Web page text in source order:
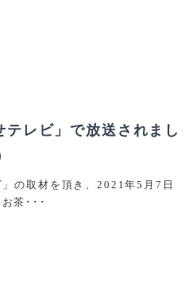
レビ」で放送されまし
の取材を頂き、2021年5月7日
茶･･･